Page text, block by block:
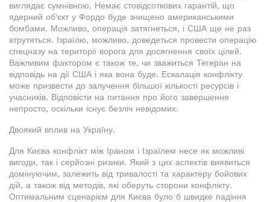
виглядає сумнівною. Немає стовідсоткових гарантій, що
ядерний об'єкт у Фордо буде знищено американськими
бомбами. Можливо, операція затягнеться, і США ще не раз
втрутяться. Ізраїлю, можливо, доведеться провести операцію
спецназу на території ворога для досягнення своїх цілей.
Важливим фактором є також те, чи зважиться Тегеран на
відповідь на дії США і яка вона буде. Ескалація конфлікту
може призвести до залучення більшої кількості ресурсів і
учасників. Відповісти на питання про його завершення
непросто, оскільки існує безліч невідомих.
Двоякий вплив на Україну.
Для Києва конфлікт між Іраном і Ізраїлем несе як можливі
вигоди, так і серйозні ризики. Який з цих аспектів виявиться
домінуючим, залежить від тривалості та характеру бойових
дій, а також від методів, які оберуть сторони конфлікту.
Оптимальним сценарієм для Києва було б швидке падіння